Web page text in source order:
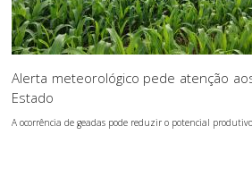
Alerta meteorológico pede atenção
Estado
A ocorrência de geadas pode reduzir o potencial